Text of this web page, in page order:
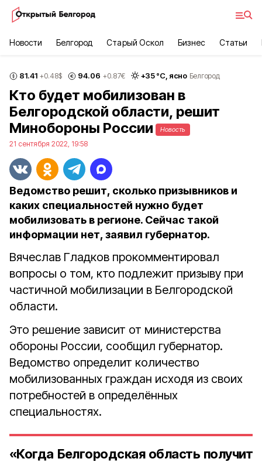
Новости Белгород Старый Оскол Бизнес Статьи
81.41 +0.48$ 94.06 +0.87€ +35°С, ясно Белгород
Кто будет мобилизован в
Белгородской области, решит
Минобороны России
Новость
21 сентября 2022, 19:58
Ведомство решит, сколько призывников и
каких специальностей нужно будет
мобилизовать в регионе. Сейчас такой
информации нет, заявил губернатор.
Вячеслав Гладков прокомментировал
вопросы о том, кто подлежит призыву при
частичной мобилизации в Белгородской
области.
Это решение зависит от министерства
обороны России, сообщил губернатор.
Ведомство определит количество
мобилизованных граждан исходя из своих
потребностей в определённых
специальностях.
«Когда Белгородская область получит